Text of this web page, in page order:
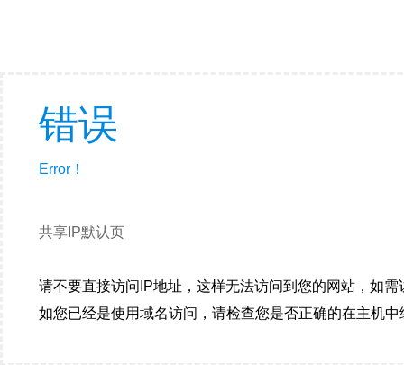
错误
Error！
共享IP默认页
请不要直接访问IP地址，这样无法访问到您的网站，如
如您已经是使用域名访问，请检查您是否正确的在主机